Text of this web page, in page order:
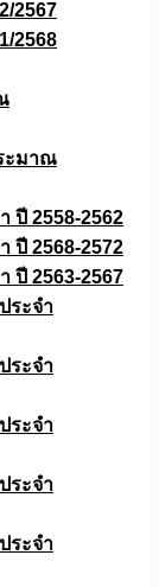
2567
2568
ะมาณ
ปี 2558-2562
ปี 2568-2572
ปี 2563-2567
ระจำ
ระจำ
ระจำ
ระจำ
ระจำ